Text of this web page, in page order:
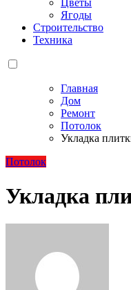
Цветы
Ягоды
Строительство
Техника
Главная
Дом
Ремонт
Потолок
Укладка
Потолок
Укладка